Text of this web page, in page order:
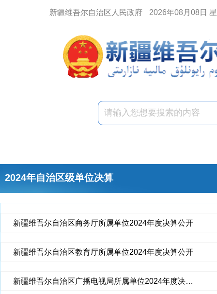
新疆维吾尔自治区人民政府 2026年08月08日
2024年自治区级单位决算
新疆维吾尔自治区商务厅所属单位2024年度决算公开
新疆维吾尔自治区教育厅所属单位2024年度决算公开
新疆维吾尔自治区广播电视局所属单位2024年度决算公开